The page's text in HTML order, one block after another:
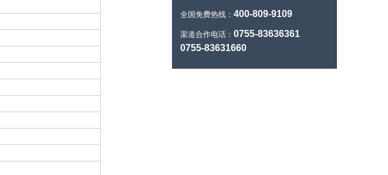
全国免费热线：400-809-9109
渠道合作电话：0755-83636361
0755-83631660